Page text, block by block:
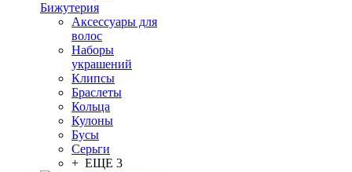
Бижутерия
Аксессуары для
волос
Наборы
украшений
Клипсы
Браслеты
Кольца
Кулоны
Бусы
Серьги
+ ЕЩЕ 3